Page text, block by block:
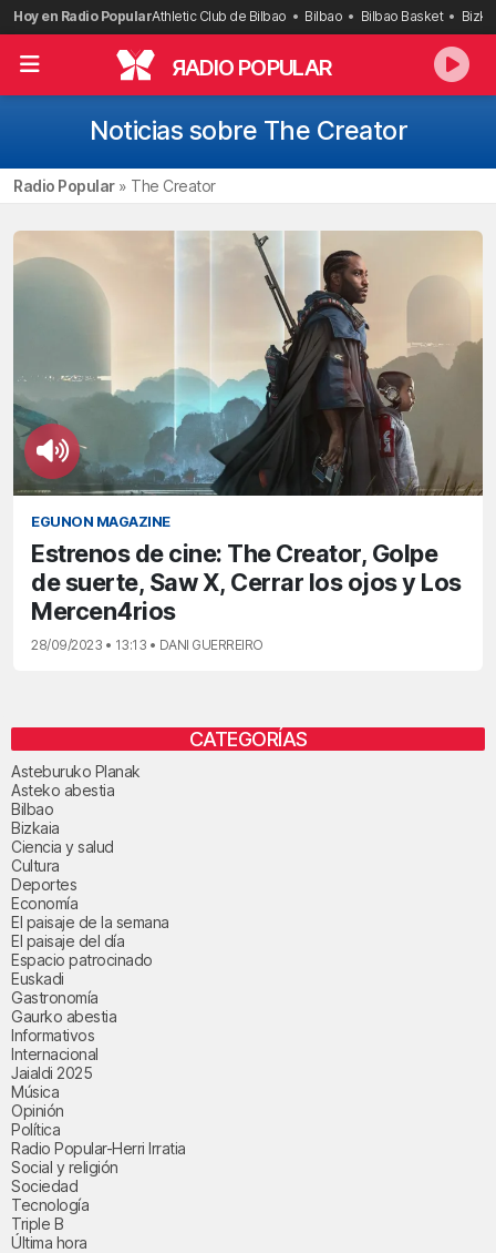
Saltar
al
contenido
Hoy en Radio PopularAthletic Club de Bilbao Bilbao Bilbao Basket
RADIO POPULAR
Noticias sobre The Creator
Radio Popular» The Creator
EGUNON MAGAZINE
Estrenos de cine: The Creator, Golpe
de suerte, Saw X, Cerrar los ojos y Los
Mercen4rios
28/09/2023 • 13:13 • DANI GUERREIRO
CATEGORÍAS
Asteburuko Planak
Asteko abestia
Bilbao
Bizkaia
Ciencia y salud
Cultura
Deportes
Economía
El paisaje de la semana
El paisaje del día
Espacio patrocinado
Euskadi
Gastronomía
Gaurko abestia
Informativos
Internacional
Jaialdi 2025
Música
Opinión
Política
Radio Popular-Herri Irratia
Social y religión
Sociedad
Tecnología
Triple B
Última hora